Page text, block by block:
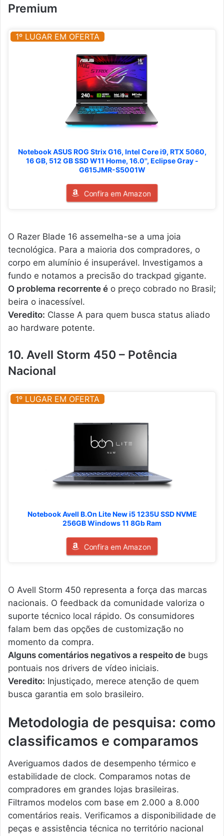
Premium
1º LUGAR EM OFERTA
Notebook ASUS ROG Strix G16, Intel Core i9, RTX 5060,
16 GB, 512 GB SSD W11 Home, 16.0'', Eclipse Gray -
G615JMR-S5001W
Confira em Amazon
O Razer Blade 16 assemelha-se a uma joia
tecnológica. Para a maioria dos compradores, o
corpo em alumínio é insuperável. Investigamos a
fundo e notamos a precisão do trackpad gigante.
O problema recorrente é o preço cobrado no Brasil;
beira o inacessível.
Veredito: Classe A para quem busca status aliado
ao hardware potente.
10. Avell Storm 450 – Potência
Nacional
1º LUGAR EM OFERTA
Notebook Avell B.On Lite New i5 1235U SSD NVME
256GB Windows 11 8Gb Ram
Confira em Amazon
O Avell Storm 450 representa a força das marcas
nacionais. O feedback da comunidade valoriza o
suporte técnico local rápido. Os consumidores
falam bem das opções de customização no
momento da compra.
Alguns comentários negativos a respeito de bugs
pontuais nos drivers de vídeo iniciais.
Veredito: Injustiçado, merece atenção de quem
busca garantia em solo brasileiro.
Metodologia de pesquisa: como
classificamos e comparamos
Averiguamos dados de desempenho térmico e
estabilidade de clock. Comparamos notas de
compradores em grandes lojas brasileiras.
Filtramos modelos com base em 2.000 a 8.000
comentários reais. Verificamos a disponibilidade de
peças e assistência técnica no território nacional